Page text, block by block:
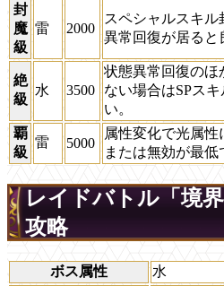
封
魔
級
雷 2000
スペシャルスキ
異常回復が居ると
絶
級
水 3500
状態異常回復のほ
ない場合はSPス
い。
覇
級
雷 5000
属性変化で光属
または無効が最低
レイドバトル「境
攻略
ボス属性
水